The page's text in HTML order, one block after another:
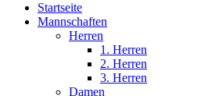
Startseite
Mannschaften
Herren
1. Herren
2. Herren
3. Herren
Damen